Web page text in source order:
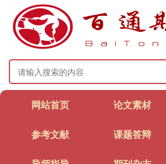
网站首页 论文素材
参考文献 课题答辩